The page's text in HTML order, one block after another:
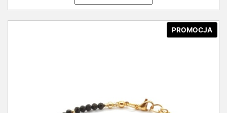
PROMOCJA